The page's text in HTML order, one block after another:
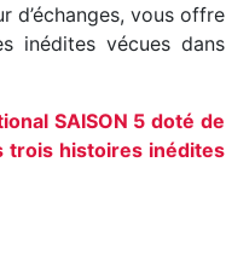
vous offre
inédites vécues dans
SAISON 5 doté de
trois histoires inédites